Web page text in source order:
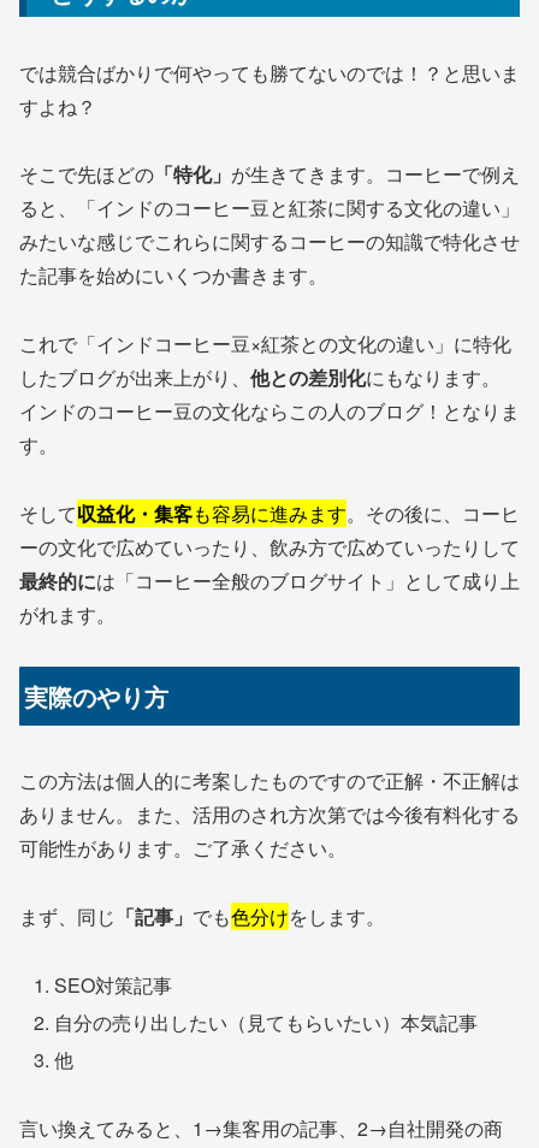
では競合ばかりで何やっても勝てないのでは！？と思いま
すよね？
そこで先ほどの 「特化」 が生きてきます。コーヒーで例え
ると、「インドのコーヒー豆と紅茶に関する文化の違い」
みたいな感じでこれらに関するコーヒーの知識で特化させ
た記事を始めにいくつか書きます。
これで「インドコーヒー豆×紅茶との文化の違い」に特化
したブログが出来上がり、 他との差別化にもなります。
インドのコーヒー豆の文化ならこの人のブログ！となりま
す。
そして収益化・集客も容易に進みます。その後に、コーヒ
ーの文化で広めていったり、飲み方で広めていったりして
最終的には「コーヒー全般のブログサイト」として成り上
がれます。
実際のやり方
この方法は個人的に考案したものですので正解・不正解は
ありません。また、活用のされ方次第では今後有料化する
可能性があります。ご了承ください。
まず、同じ 「記事」 でも色分けをします。
SEO対策記事
自分の売り出したい（見てもらいたい）本気記事
他
言い換えてみると、1→集客用の記事、2→自社開発の商